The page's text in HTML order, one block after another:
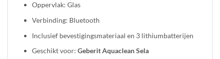
Oppervlak: Glas
Verbinding: Bluetooth
Inclusief bevestigingsmateriaal en 3 lithiumbatterijen
Geschikt voor: Geberit Aquaclean Sela